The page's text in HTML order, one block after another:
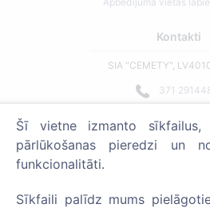
Kontakti
SIA "CEMETY",
371
Strādājam visā
Šī vietne izmanto
pārlūkošanas pieredzi un
funkcionalitāti.
Sīkfaili palīdz mums